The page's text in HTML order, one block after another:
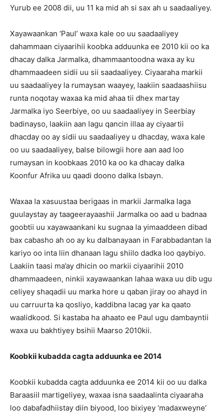
Yurub ee 2008 dii, uu 11 ka mid ah si sax ah u saadaaliyey.
Xayawaankan ‘Paul’ waxa kale oo uu saadaaliyey
dahammaan ciyaarihii koobka adduunka ee 2010 kii oo ka
dhacay dalka Jarmalka, dhammaantoodna waxa ay ku
dhammaadeen sidii uu sii saadaaliyey. Ciyaaraha markii
uu saadaaliyey la rumaysan waayey, laakiin saadaashiisu
runta noqotay waxaa ka mid ahaa tii dhex martay
Jarmalka iyo Seerbiye, oo uu saadaaliyey in Seerbiay
badinayso, laakiin aan lagu qancin illaa ay ciyaartii
dhacday oo ay sidii uu saadaaliyey u dhacday, waxa kale
oo uu saadaaliyey, balse bilowgii hore aan aad loo
rumaysan in koobkaas 2010 ka oo ka dhacay dalka
Koonfur Afrika uu qaadi doono dalka Isbayn.
Waxaa la xasuustaa berigaas in markii Jarmalka laga
guulaystay ay taageerayaashii Jarmalka oo aad u badnaa
goobtii uu xayawaankani ku sugnaa la yimaaddeen dibad
bax cabasho ah oo ay ku dalbanayaan in Farabbadantan la
kariyo oo inta liin dhanaan lagu shiilo dadka loo qaybiyo.
Laakiin taasi ma’ay dhicin oo markii ciyaarihii 2010
dhammaadeen, ninkii xayawaankan lahaa waxa uu dib ugu
celiyey shaqadii uu marka hore u qaban jiray oo ahayd in
uu carruurta ka qosliyo, kaddibna lacag yar ka qaato
waalidkood. Si kastaba ha ahaato ee Paul ugu dambayntii
waxa uu bakhtiyey bsihii Maarso 2010kii.
Koobkii kubadda cagta adduunka ee 2014
Koobkii kubadda cagta adduunka ee 2014 kii oo uu dalka
Baraasiil martigeliyey, waxaa isna saadaalinta ciyaaraha
loo dabafadhiistay diin biyood, loo bixiyey ‘madaxweyne’